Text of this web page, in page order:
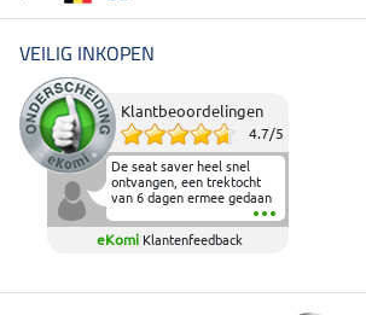
VEILIG INKOPEN
Klantbeoordelingen
4.7/5
De seat saver heel snel
ontvangen, een trektocht
van 6 dagen ermee gedaan
en deze heeft de beproeving
fantastisch doorstaan.
Heerlijk zacht om op te
elkaar in het zadel.
eKomi Klantenfeedback